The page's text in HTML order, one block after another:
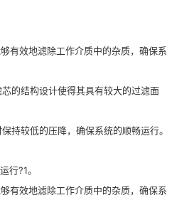
有效地滤除工作介质中的杂质，确保系
的结构设计使得其具有较大的过滤面
持较低的压降，确保系统的顺畅运行。
行?1。
有效地滤除工作介质中的杂质，确保系